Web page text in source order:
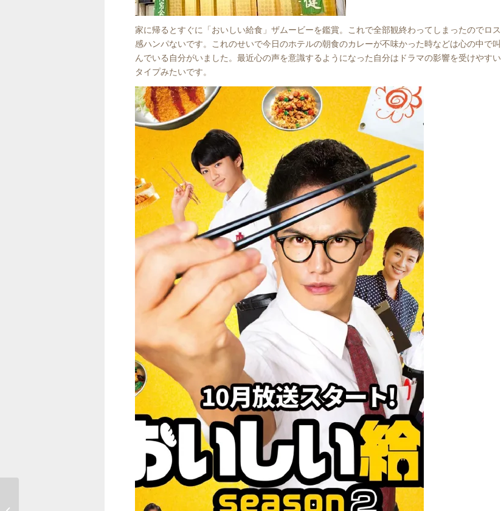
家に帰るとすぐに「おいしい給食」ザムービーを鑑賞。これで全部観終わってしまったのでロス
感ハンパないです。これのせいで今日のホテルの朝食のカレーが不味かった時などは心の中で叫
んでいる自分がいました。最近心の声を意識するようになった自分はドラマの影響を受けやすい
タイプみたいです。